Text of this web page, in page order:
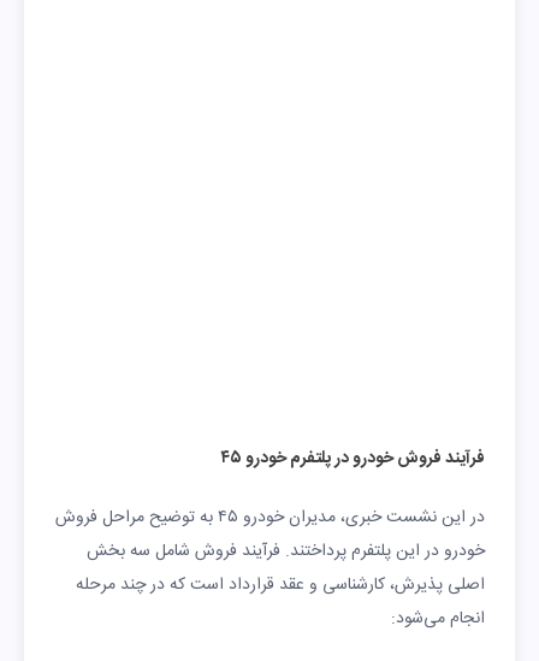
فرآیند فروش خودرو در پلتفرم خودرو ۴۵
در این نشست خبری، مدیران خودرو ۴۵ به توضیح مراحل فروش
خودرو در این پلتفرم پرداختند. فرآیند فروش شامل سه بخش
اصلی پذیرش، کارشناسی و عقد قرارداد است که در چند مرحله
انجام می‌شود: